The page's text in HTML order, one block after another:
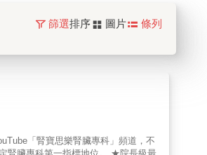
篩選排序 圖片 條列
「腎寶思樂腎臟專科」頻道，不